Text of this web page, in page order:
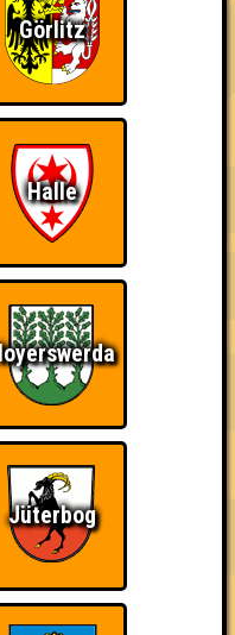
Wiederzehn macht
bei
Nerven aus Stahl
Da-Da Da! Da-Da Da!
Görlitz
Halle
Jüterbog